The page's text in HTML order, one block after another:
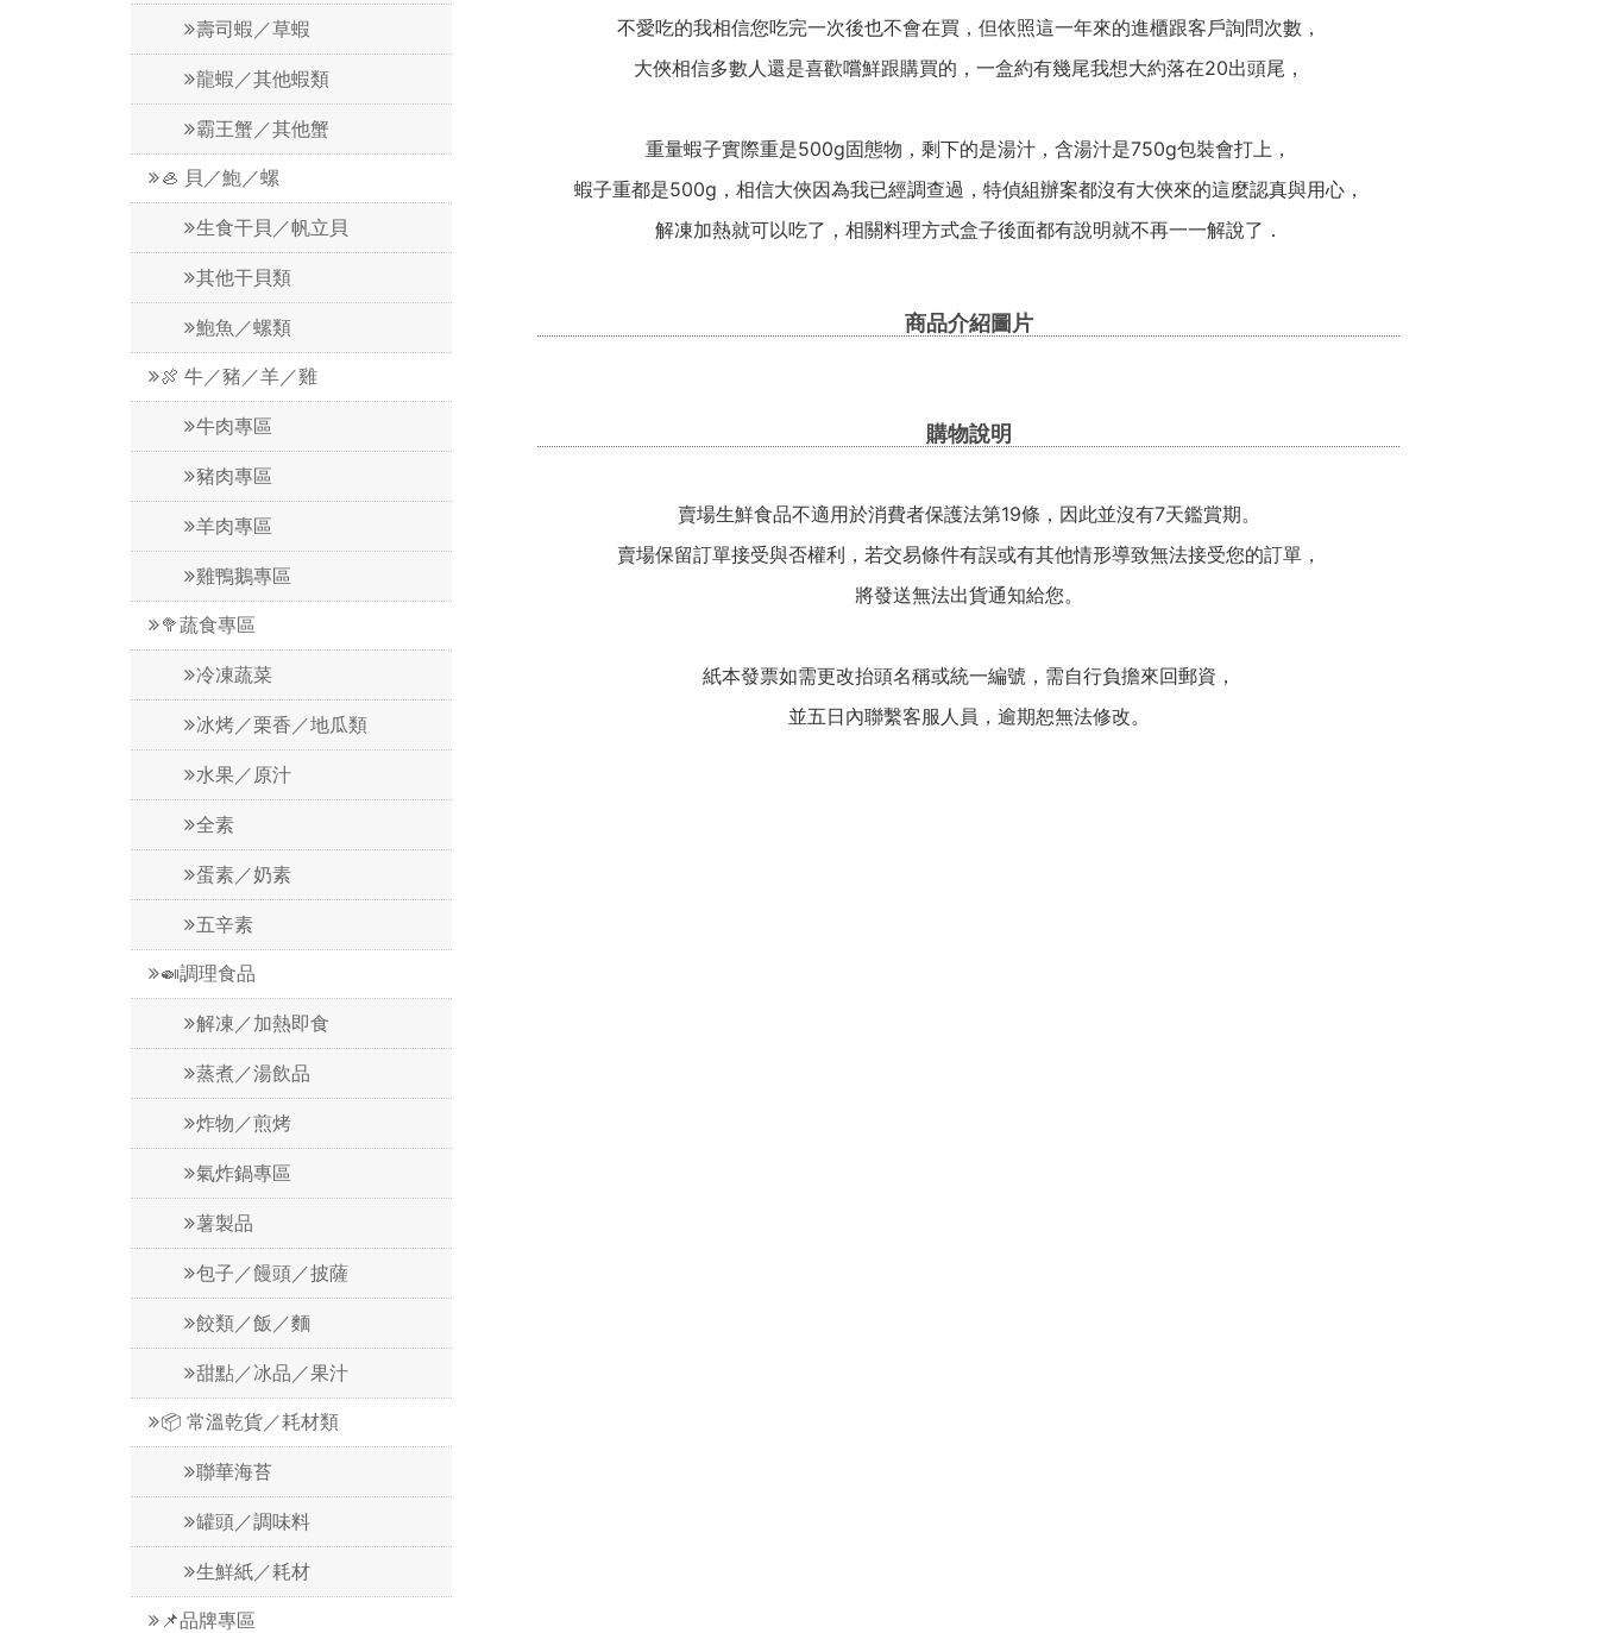
壽司蝦／草蝦
龍蝦／其他蝦類
霸王蟹／其他蟹
🦪 貝／鮑／螺
生食干貝／帆立貝
其他干貝類
鮑魚／螺類
🍖 牛／豬／羊／雞
牛肉專區
豬肉專區
羊肉專區
雞鴨鵝專區
🥦蔬食專區
冷凍蔬菜
冰烤／栗香／地瓜類
水果／原汁
全素
蛋素／奶素
五辛素
🍛調理食品
解凍／加熱即食
蒸煮／湯飲品
炸物／煎烤
氣炸鍋專區
薯製品
包子／饅頭／披薩
餃類／飯／麵
甜點／冰品／果汁
📦 常溫乾貨／耗材類
聯華海苔
罐頭／調味料
生鮮紙／耗材
📌品牌專區
不愛吃的我相信您吃完一次後也不會在買，但依照這一年來的進櫃跟客戶詢問次數，
大俠相信多數人還是喜歡嚐鮮跟購買的，一盒約有幾尾我想大約落在20出頭尾，
重量蝦子實際重是500g固態物，剩下的是湯汁，含湯汁是750g包裝會打上，
蝦子重都是500g，相信大俠因為我已經調查過，特偵組辦案都沒有大俠來的這麼認真與用心，
解凍加熱就可以吃了，相關料理方式盒子後面都有說明就不再一一解說了．
商品介紹圖片
購物說明
賣場生鮮食品不適用於消費者保護法第19條，因此並沒有7天鑑賞期。
賣場保留訂單接受與否權利，若交易條件有誤或有其他情形導致無法接受您的訂單，
將發送無法出貨通知給您。
紙本發票如需更改抬頭名稱或統一編號，需自行負擔來回郵資，
並五日內聯繫客服人員，逾期恕無法修改。